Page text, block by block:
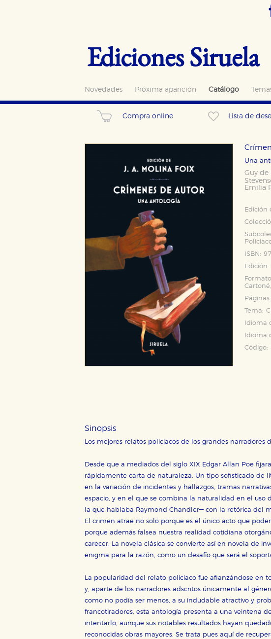
Ediciones Siruela
Novedades Próxima aparición Catálogo
Compra online Lista de
Una
Guy de
Emilia
Edición
ISBN:
Edición:
Cartoné,
Páginas:
Tema:
Idioma
Idioma
Código:
Sinopsis
Los mejores relatos policiacos de los grandes narradores
Desde que a mediados del siglo XIX Edgar Allan Poe
rápidamente carta de naturaleza. Un tipo sofisticado de
en la variación de incidentes y hallazgos, tramas
espacio, y en el que se combina la naturalidad en el uso
la que hablaba Raymond Chandler— con la retórica del
El crimen atrae no solo porque es el único acto que
porque además falsea nuestra realidad cotidiana
carecer. La novela clásica se convierte así en novela de
enigma para la razón, como un desafío que será el
La popularidad del relato policiaco fue afianzándose en
y, aparte de los narradores adscritos únicamente al
como no podía ser menos, a su indudable atractivo y
francotiradores, esta antología presenta a una veintena
intentarlo, aunque sus notables resultados hayan
reconocidas obras mayores. Se trata pues aquí de